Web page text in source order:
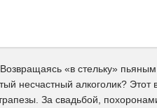
«в стельку»
несчастный алкоголик? Этот
За свадьбой,